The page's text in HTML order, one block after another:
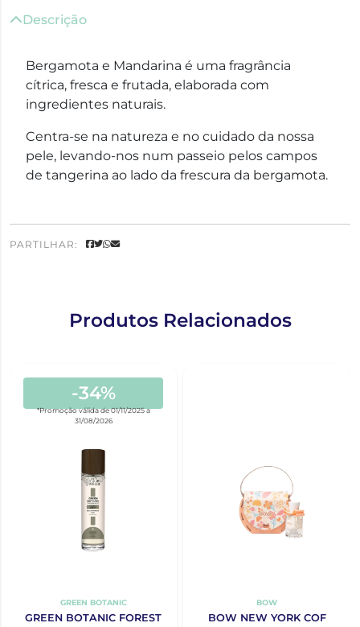
Descrição
Bergamota e Mandarina é uma fragrância
cítrica, fresca e frutada, elaborada com
ingredientes naturais.
Centra-se na natureza e no cuidado da nossa
pele, levando-nos num passeio pelos campos
de tangerina ao lado da frescura da bergamota.
PARTILHAR:
Produtos Relacionados
-34%
*Promoção válida de 01/11/2025 a
31/08/2026
GREEN BOTANIC
GREEN BOTANIC FOREST
BOW
BOW NEW YORK COF